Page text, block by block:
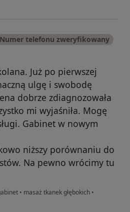
Numer telefonu zweryfikowany
Już po pierwszej
ulgę i swobodę
dobrze zdiagnozowała
mi wyjaśniła. Mogę
Gabinet w nowym
niższy porównaniu do
Na pewno wrócimy tu
• masaż tkanek głębokich •